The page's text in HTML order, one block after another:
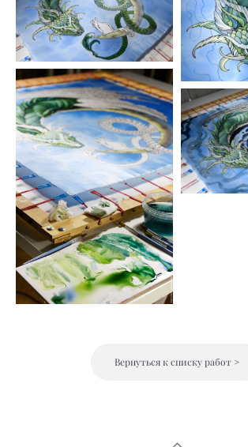
Вернуться к списку работ >